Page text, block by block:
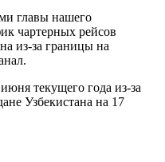
главы нашего
чартерных рейсов
из-за границы на
текущего года из-за
Узбекистана на 17